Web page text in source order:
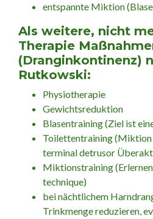
entspannte Miktion
Als weitere, nicht
Therapie
(Dranginkontinenz)
Rutkowski:
Physiotherapie
Gewichtsreduktion
Blasentraining (Ziel ist
Toilettentraining (Miktion
terminal detrusor
Miktionstraining
technique)
bei nächtlichem
Trinkmenge reduzieren,